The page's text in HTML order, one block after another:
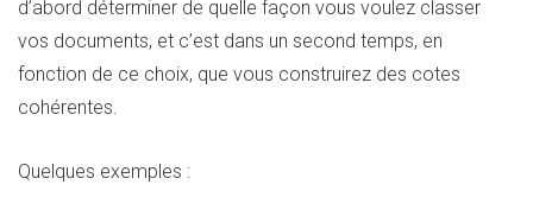
d’abord déterminer de quelle façon vous voulez classer
vos documents, et c’est dans un second temps, en
fonction de ce choix, que vous construirez des cotes
cohérentes.
Quelques exemples :